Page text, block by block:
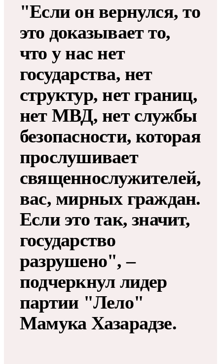
"Если он вернулся, то
это доказывает то,
что у нас нет
государства, нет
структур, нет границ,
нет МВД, нет службы
безопасности, которая
прослушивает
священнослужителей,
вас, мирных граждан.
Если это так, значит,
государство
разрушено", –
подчеркнул лидер
партии "Лело"
Мамука Хазарадзе.